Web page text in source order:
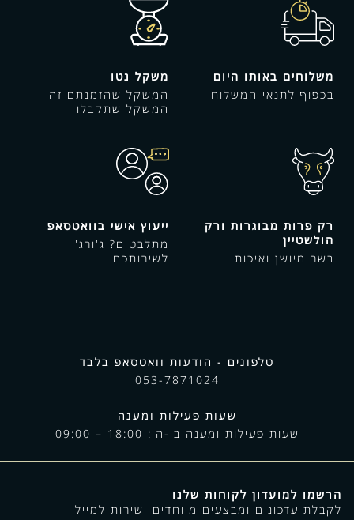
משלוחים באותו היום
בכפוף לתנאי המשלוח
משקל נטו
המשקל שהזמנתם זה
המשקל שתקבלו
רק פרות מבוגרות ורק
הולשטיין
בשר מיושן ואיכותי
ייעוץ אישי בוואטסאפ
מתלבטים? ג'ורג'
לשירותכם
טלפונים - הודעות וואטסאפ בלבד
053-7871024
שעות פעילות ומענה
שעות פעילות ומענה ב'-ה': 18:00 – 09:00
הרשמו למועדון לקוחות שלנו
לקבלת עדכונים ומבצעים מיוחדים ישירות למייל